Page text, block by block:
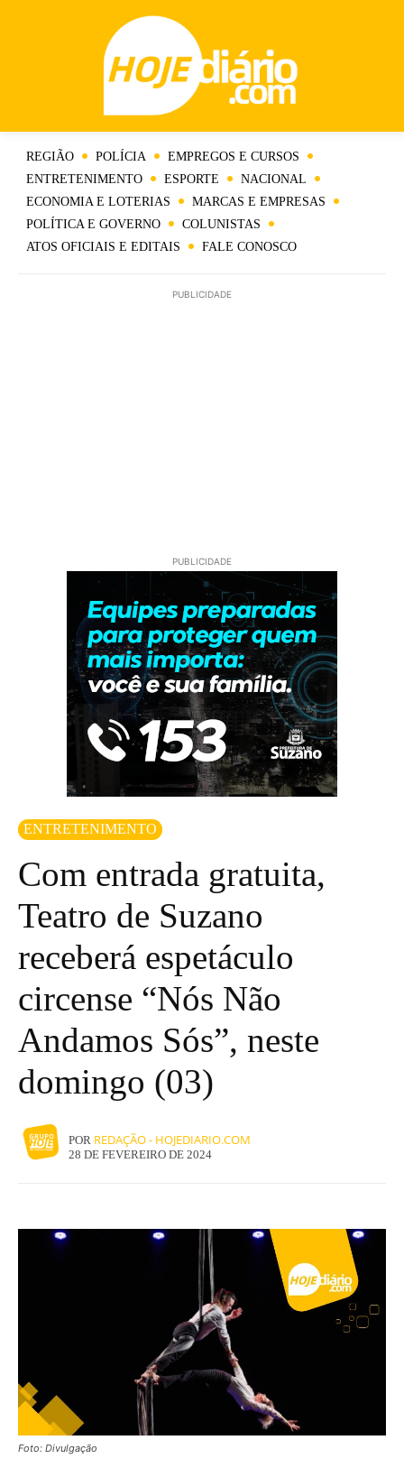
REGIÃO POLÍCIA
EMPREGOS E CURSOS
ENTRETENIMENTO
ESPORTE
NACIONAL
ECONOMIA E LOTERIAS
MARCAS E EMPRESAS
POLÍTICA E GOVERNO
COLUNISTAS
ATOS OFICIAIS E EDITAIS
FALE CONOSCO
PUBLICIDADE
PUBLICIDADE
ENTRETENIMENTO
Com entrada gratuita,
Teatro de Suzano
receberá espetáculo
circense “Nós Não
Andamos Sós”, neste
domingo (03)
POR REDAÇÃO - HOJEDIARIO.COM
28 DE FEVEREIRO DE 2024
Foto: Divulgação